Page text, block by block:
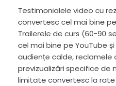
Testimonialele video cu
convertesc cel mai bine
Trailerele de curs (60-90
cel mai bine pe YouTube
audiențe calde,
previzualizări specifice de
limitate convertesc la rate